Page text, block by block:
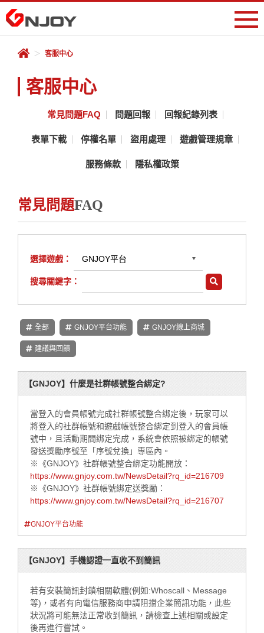
儲值專區
客服中心
＞ 客服中心
客服中心
常見問題FAQ 問題回報 回報紀錄列表
表單下載 停權名單 盜用處理 遊戲管理規章
服務條款 隱私權政策
常見問題FAQ
選擇遊戲：
搜尋關鍵字：
全部 GNJOY平台功能 GNJOY線上商城
建議與回饋
【GNJOY】什麼是社群帳號整合綁定?
當登入的會員帳號完成社群帳號整合綁定後，玩家可以
將登入的社群帳號和遊戲帳號整合綁定到登入的會員帳
號中，且活動期間綁定完成，系統會依照被綁定的帳號
發送獎勵序號至「序號兌換」專區內。
※《GNJOY》社群帳號整合綁定功能開放：
https://www.gnjoy.com.tw/NewsDetail?rq_id=216709
※《GNJOY》社群帳號綁定送獎勵：
https://www.gnjoy.com.tw/NewsDetail?rq_id=216707
GNJOY平台功能
【GNJOY】手機認證一直收不到簡訊
若有安裝簡訊封鎖相關軟體(例如:Whoscall、Message
等)，或者有向電信服務商申請阻擋企業簡訊功能，此些
狀況將可能無法正常收到簡訊，請檢查上述相關或設定
後再進行嘗試。